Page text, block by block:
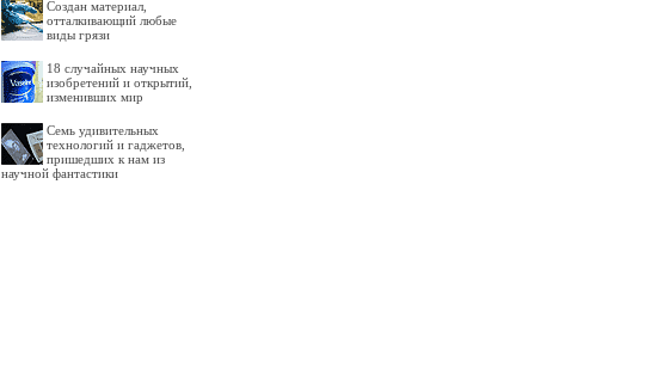
Создан материал,
отталкивающий любые
виды грязи
18 случайных научных
изобретений и открытий,
изменивших мир
Семь удивительных
технологий и гаджетов,
пришедших к нам из
научной фантастики